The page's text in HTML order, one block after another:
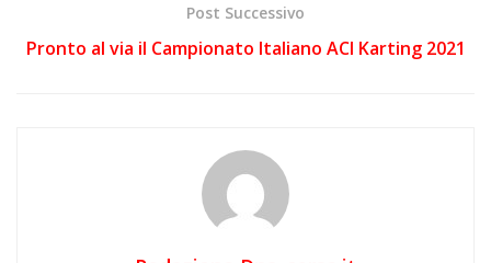
Post Successivo
Pronto al via il Campionato Italiano ACI Karting 2021